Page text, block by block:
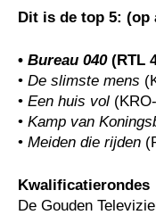
Dit is de top 5: (op
• Bureau 040(RTL
• De slimste mens
• Een huis vol
• Kamp van
• Meiden die rijden
Kwalificatierondes
De Gouden